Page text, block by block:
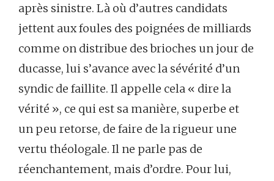
après sinistre. Là où d’autres candidats
jettent aux foules des poignées de milliards
comme on distribue des brioches un jour de
ducasse, lui s’avance avec la sévérité d’un
syndic de faillite. Il appelle cela « dire la
vérité », ce qui est sa manière, superbe et
un peu retorse, de faire de la rigueur une
vertu théologale. Il ne parle pas de
réenchantement, mais d’ordre. Pour lui,